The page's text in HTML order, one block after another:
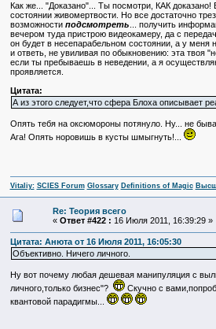
Как же... "Доказано"... Ты посмотри, КАК
состоянии живомертвости. Но все достаточно
возможности подсмотреть ... получить
вечером туда пристрою видеокамеру, да с
он будет в несепарабельном состоянии, а у
и ответь, не увиливая по обыкновению: эта твоя
если ты пребываешь в неведении, а я
проявляется.
Цитата:
А из этого следует,что сфера Блоха описывает
Опять тебя на оксюмороны потянуло. Ну... не
Ага! Опять норовишь в кусты шмыгнуть!...
Vitaliy: SCIES Forum Glossary Definitions of Magic
Re: Теория всего
« Ответ #422 : 16 Июля 2011, 16:39:29 »
Цитата: Анюта от 16 Июля 2011, 16:05:30
Объективно. Ничего личного.
Ну вот почему любая дешевая манипуляция с
личного,только бизнес"?
Скучно с
квантовой парадигмы...